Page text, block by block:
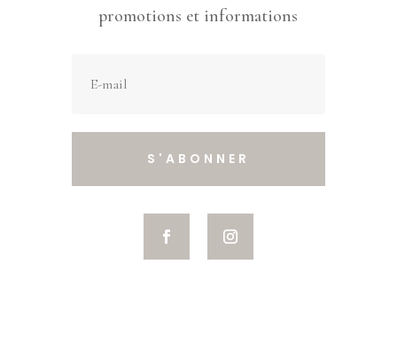
promotions et informations
S'ABONNER